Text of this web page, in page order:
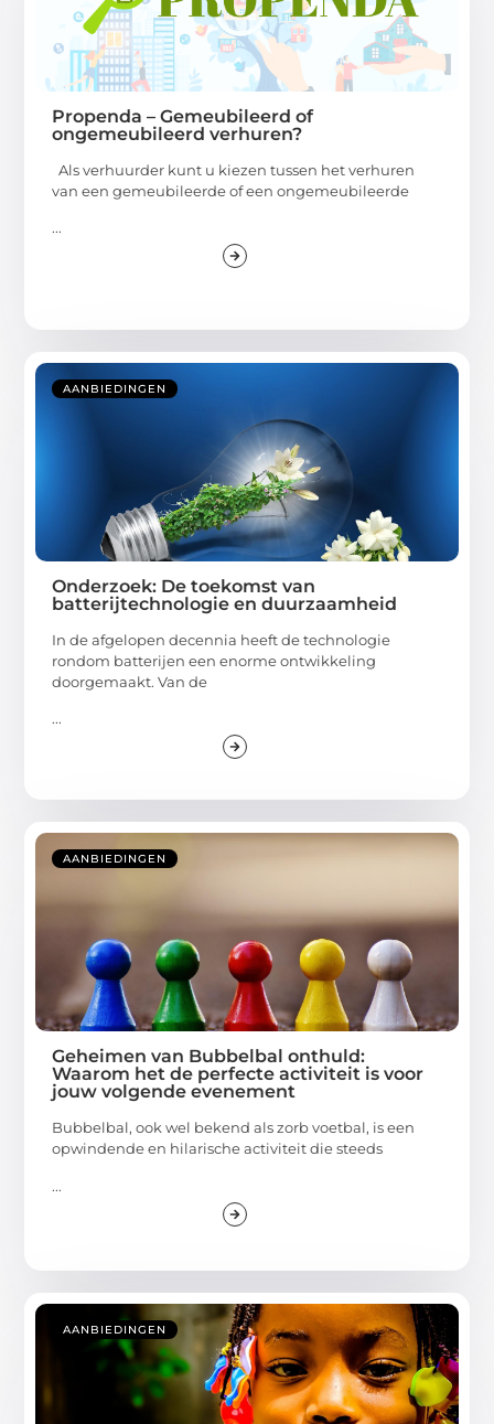
Propenda – Gemeubileerd of
ongemeubileerd verhuren?
Als verhuurder kunt u kiezen tussen het verhuren
van een gemeubileerde of een ongemeubileerde
...
AANBIEDINGEN
Onderzoek: De toekomst van
batterijtechnologie en duurzaamheid
In de afgelopen decennia heeft de technologie
rondom batterijen een enorme ontwikkeling
doorgemaakt. Van de
...
AANBIEDINGEN
Geheimen van Bubbelbal onthuld:
Waarom het de perfecte activiteit is voor
jouw volgende evenement
Bubbelbal, ook wel bekend als zorb voetbal, is een
opwindende en hilarische activiteit die steeds
...
AANBIEDINGEN